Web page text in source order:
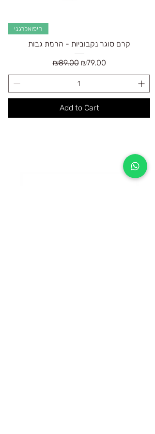
היפואלרגני
קרם סוגר נקבוביות - הרמת גבות
Regular Price
₪89.00 Sale Price
₪79.00
Add to Cart